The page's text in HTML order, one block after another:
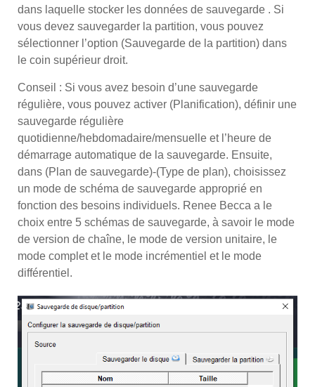
dans laquelle stocker les données de sauvegarde . Si
vous devez sauvegarder la partition, vous pouvez
sélectionner l’option (Sauvegarde de la partition) dans
le coin supérieur droit.
Conseil : Si vous avez besoin d’une sauvegarde
régulière, vous pouvez activer (Planification), définir une
sauvegarde régulière
quotidienne/hebdomadaire/mensuelle et l’heure de
démarrage automatique de la sauvegarde. Ensuite,
dans (Plan de sauvegarde)-(Type de plan), choisissez
un mode de schéma de sauvegarde approprié en
fonction des besoins individuels. Renee Becca a le
choix entre 5 schémas de sauvegarde, à savoir le mode
de version de chaîne, le mode de version unitaire, le
mode complet et le mode incrémentiel et le mode
différentiel.